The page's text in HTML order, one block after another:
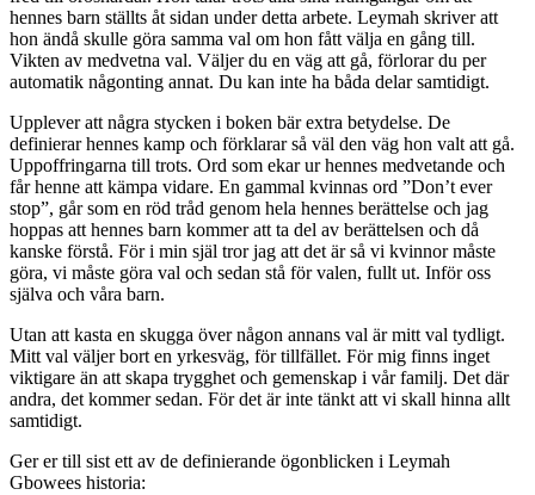
hennes barn ställts åt sidan under detta arbete. Leymah skriver att
hon ändå skulle göra samma val om hon fått välja en gång till.
Vikten av medvetna val. Väljer du en väg att gå, förlorar du per
automatik någonting annat. Du kan inte ha båda delar samtidigt.
Upplever att några stycken i boken bär extra betydelse. De
definierar hennes kamp och förklarar så väl den väg hon valt att gå.
Uppoffringarna till trots. Ord som ekar ur hennes medvetande och
får henne att kämpa vidare. En gammal kvinnas ord ”Don’t ever
stop”, går som en röd tråd genom hela hennes berättelse och jag
hoppas att hennes barn kommer att ta del av berättelsen och då
kanske förstå. För i min själ tror jag att det är så vi kvinnor måste
göra, vi måste göra val och sedan stå för valen, fullt ut. Inför oss
själva och våra barn.
Utan att kasta en skugga över någon annans val är mitt val tydligt.
Mitt val väljer bort en yrkesväg, för tillfället. För mig finns inget
viktigare än att skapa trygghet och gemenskap i vår familj. Det där
andra, det kommer sedan. För det är inte tänkt att vi skall hinna allt
samtidigt.
Ger er till sist ett av de definierande ögonblicken i Leymah
Gbowees historia: